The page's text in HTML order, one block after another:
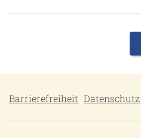
Barrierefreiheit Datenschutz